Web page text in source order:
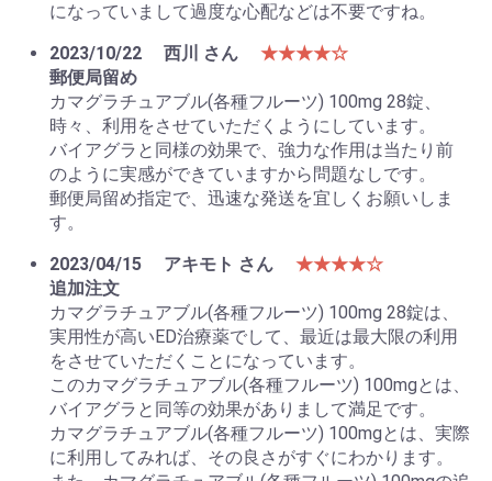
になっていまして過度な心配などは不要ですね。
2023/10/22
西川 さん
★★★★☆
郵便局留め
カマグラチュアブル(各種フルーツ) 100mg 28錠、
時々、利用をさせていただくようにしています。
バイアグラと同様の効果で、強力な作用は当たり前
のように実感ができていますから問題なしです。
郵便局留め指定で、迅速な発送を宜しくお願いしま
す。
2023/04/15
アキモト さん
★★★★☆
追加注文
カマグラチュアブル(各種フルーツ) 100mg 28錠は、
実用性が高いED治療薬でして、最近は最大限の利用
をさせていただくことになっています。
このカマグラチュアブル(各種フルーツ) 100mgとは、
バイアグラと同等の効果がありまして満足です。
カマグラチュアブル(各種フルーツ) 100mgとは、実際
に利用してみれば、その良さがすぐにわかります。